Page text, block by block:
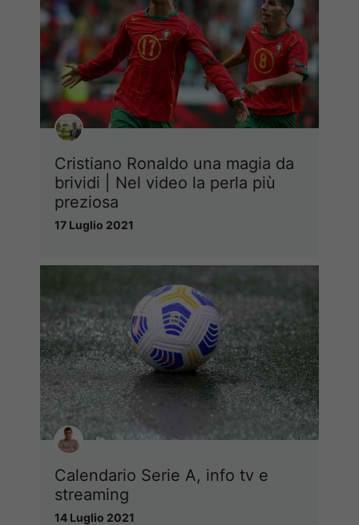
Cristiano Ronaldo una magia da
brividi | Nel video la perla più
preziosa
17 Luglio 2021
Calendario Serie A, info tv e
streaming
14 Luglio 2021